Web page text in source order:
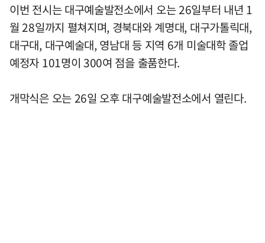
이번 전시는 대구예술발전소에서 오는 26일부터 내년 1
월 28일까지 펼쳐지며, 경북대와 계명대, 대구가톨릭대,
대구대, 대구예술대, 영남대 등 지역 6개 미술대학 졸업
예정자 101명이 300여 점을 출품한다.
개막식은 오는 26일 오후 대구예술발전소에서 열린다.